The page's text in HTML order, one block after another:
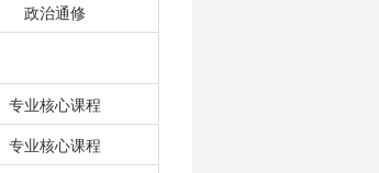
政治通修
专业核心课程
专业核心课程